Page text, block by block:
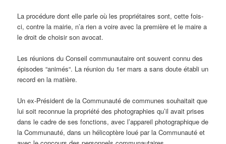
La procédure dont elle parle où les propriétaires sont, cette fois-
ci, contre la mairie, n’a rien a voire avec la première et le maire a
le droit de choisir son avocat.
Les réunions du Conseil communautaire ont souvent connu des
épisodes “animés“. La réunion du 1er mars a sans doute établi un
record en la matière.
Un ex-Président de la Communauté de communes souhaitait que
lui soit reconnue la propriété des photographies qu’il avait prises
dans le cadre de ses fonctions, avec l’appareil photographique de
la Communauté, dans un hélicoptère loué par la Communauté et